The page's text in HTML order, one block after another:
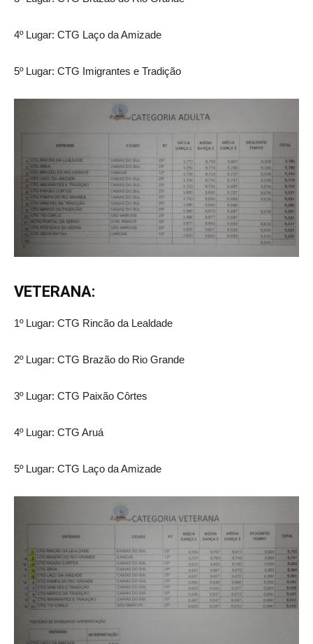
4º Lugar: CTG Laço da Amizade
5º Lugar: CTG Imigrantes e Tradição
VETERANA:
1º Lugar: CTG Rincão da Lealdade
2º Lugar: CTG Brazão do Rio Grande
3º Lugar: CTG Paixão Côrtes
4º Lugar: CTG Aruá
5º Lugar: CTG Laço da Amizade